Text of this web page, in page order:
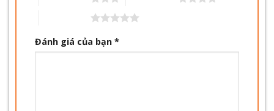
Đánh giá của bạn *